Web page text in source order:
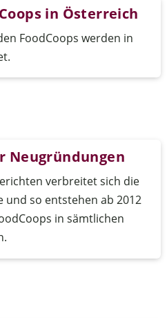
in Österreich
FoodCoops werden in
Neugründungen
verbreitet sich die
und so entstehen ab 2012
in sämtlichen